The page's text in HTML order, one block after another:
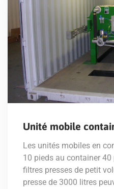
Unité mobile
Les unités mobiles en
10 pieds au container 40
filtres presses de petit
presse de 3000 litres